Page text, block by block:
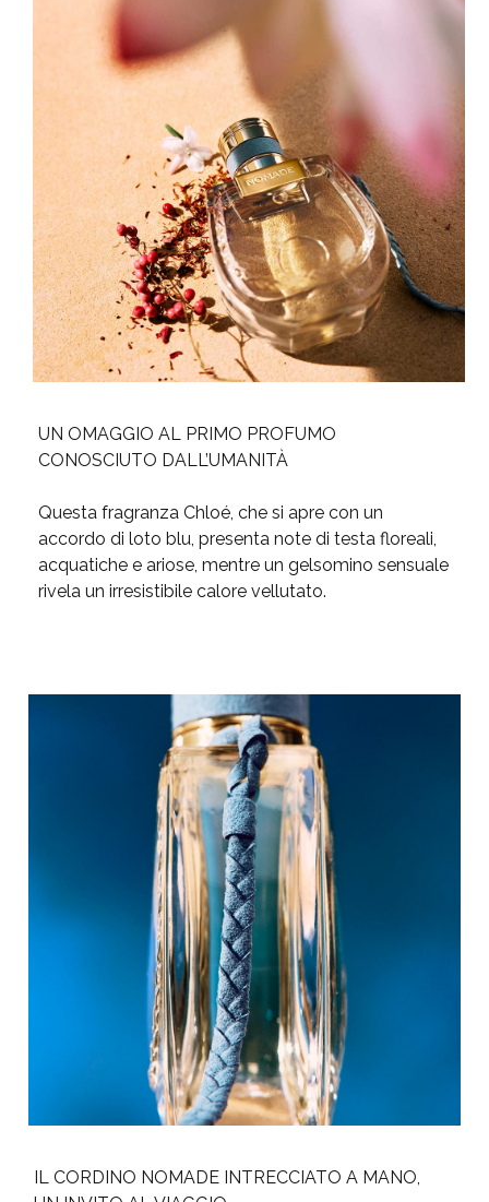
UN OMAGGIO AL PRIMO PROFUMO
CONOSCIUTO DALL’UMANITÀ
Questa fragranza Chloé, che si apre con un
accordo di loto blu, presenta note di testa floreali,
acquatiche e ariose, mentre un gelsomino sensuale
rivela un irresistibile calore vellutato.
IL CORDINO NOMADE INTRECCIATO A MANO,